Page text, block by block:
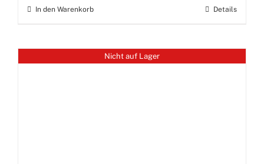
In den Warenkorb Details
Nicht auf Lager